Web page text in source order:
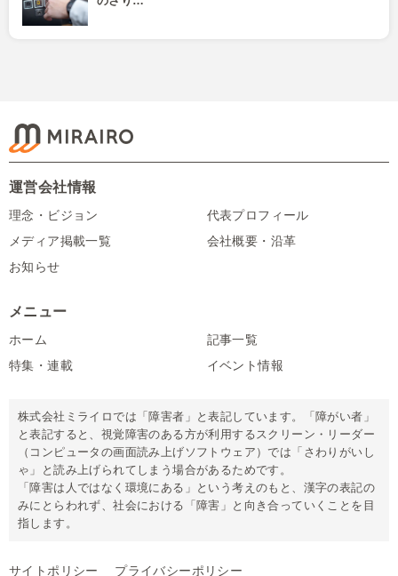
運営会社情報
理念・ビジョン
代表プロフィール
メディア掲載一覧
会社概要・沿革
お知らせ
メニュー
ホーム
記事一覧
特集・連載
イベント情報
株式会社ミライロでは「障害者」と表記しています。「障がい者」
と表記すると、視覚障害のある方が利用するスクリーン・リーダー
（コンピュータの画面読み上げソフトウェア）では「さわりがいし
ゃ」と読み上げられてしまう場合があるためです。
「障害は人ではなく環境にある」という考えのもと、漢字の表記の
みにとらわれず、社会における「障害」と向き合っていくことを目
指します。
サイトポリシー プライバシーポリシー